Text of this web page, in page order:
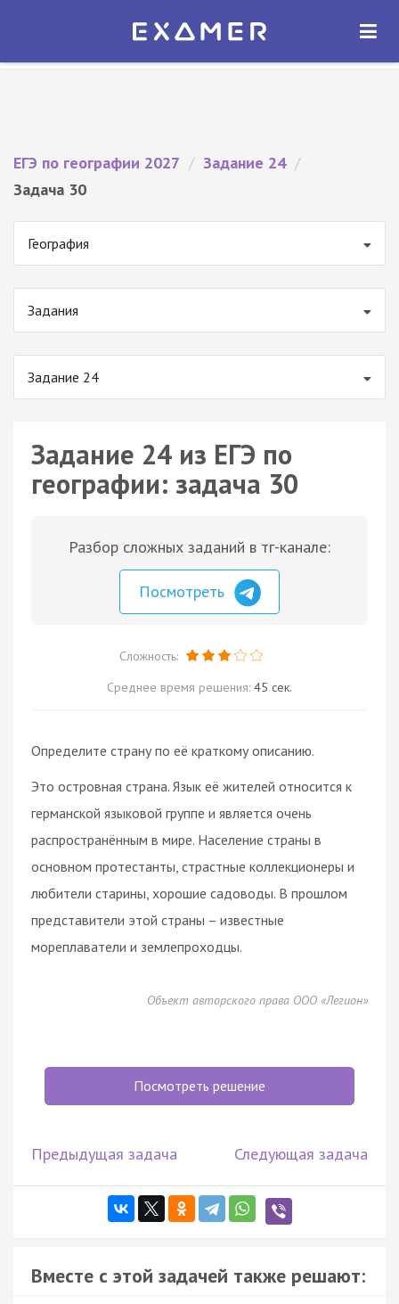
Экзамер — ЕГЭ 2027
ОТКРЫТЬ
ЕГЭ по географии 2027 / Задание 24 /
Задача 30
География
Задания
Задание 24
Задание 24 из ЕГЭ по
географии: задача 30
Разбор сложных заданий в тг-канале:
Посмотреть
Сложность:
Среднее время решения: 45 сек.
Определите страну по её краткому описанию.
Это островная страна. Язык её жителей относится к
германской языковой группе и является очень
распространённым в мире. Население страны в
основном протестанты, страстные коллекционеры и
любители старины, хорошие садоводы. В прошлом
представители этой страны – известные
мореплаватели и землепроходцы.
Объект авторского права ООО «Легион»
Посмотреть решение
Предыдущая задача Следующая задача
Вместе с этой задачей также решают: